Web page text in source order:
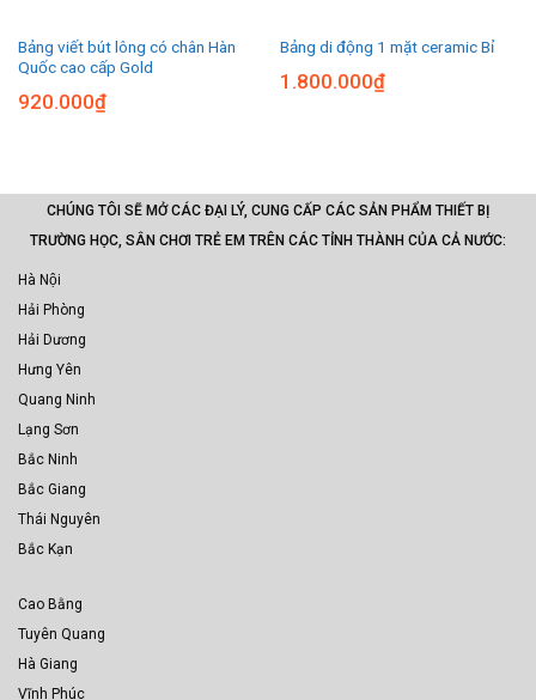
Bảng viết bút lông có chân Hàn
Quốc cao cấp Gold
920.000₫
Bảng di động 1 mặt ceramic Bỉ
1.800.000₫
CHÚNG TÔI SẼ MỞ CÁC ĐẠI LÝ, CUNG CẤP CÁC SẢN PHẨM THIẾT BỊ
TRƯỜNG HỌC, SÂN CHƠI TRẺ EM TRÊN CÁC TỈNH THÀNH CỦA CẢ NƯỚC:
Hà Nội
Hải Phòng
Hải Dương
Hưng Yên
Quang Ninh
Lạng Sơn
Bắc Ninh
Bắc Giang
Thái Nguyên
Bắc Kạn
Cao Bằng
Tuyên Quang
Hà Giang
Vĩnh Phúc